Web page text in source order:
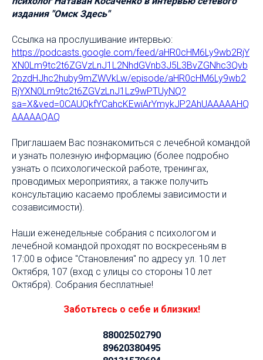
издания "Омск Здесь"
Ссылка на прослушивание интервью:
https://podcasts.google.com/feed/aHR0cHM6Ly9wb2RjY
XN0Lm9tc2t6ZGVzLnJ1L2NhdGVnb3J5L3BvZGNhc3Qvb
2pzdHJhc2huby9mZWVkLw/episode/aHR0cHM6Ly9wb2
RjYXN0Lm9tc2t6ZGVzLnJ1Lz9wPTUyNQ?
sa=X&ved=0CAUQkfYCahcKEwiArYmykJP2AhUAAAAAHQ
AAAAAQAQ
Приглашаем Вас познакомиться с лечебной командой
и узнать полезную информацию (более подробно
узнать о психологической работе, тренингах,
проводимых мероприятиях, а также получить
консультацию касаемо проблемы зависимости и
созависимости).
Наши еженедельные собрания с психологом и
лечебной командой проходят по воскресеньям в
17:00 в офисе "Становления" по адресу ул. 10 лет
Октября, 107 (вход с улицы со стороны 10 лет
Октября). Собрания бесплатные!
Заботьтесь о себе и близких!
88002502790
89620380495